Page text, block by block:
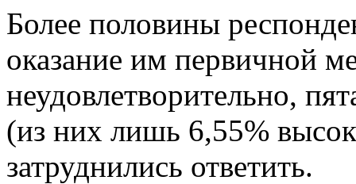
Более половины
оказание им первичной
неудовлетворительно,
(из них лишь 6,55%
затруднились ответить.